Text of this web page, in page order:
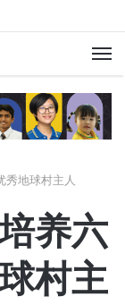
秀地球村主人
养六
村主